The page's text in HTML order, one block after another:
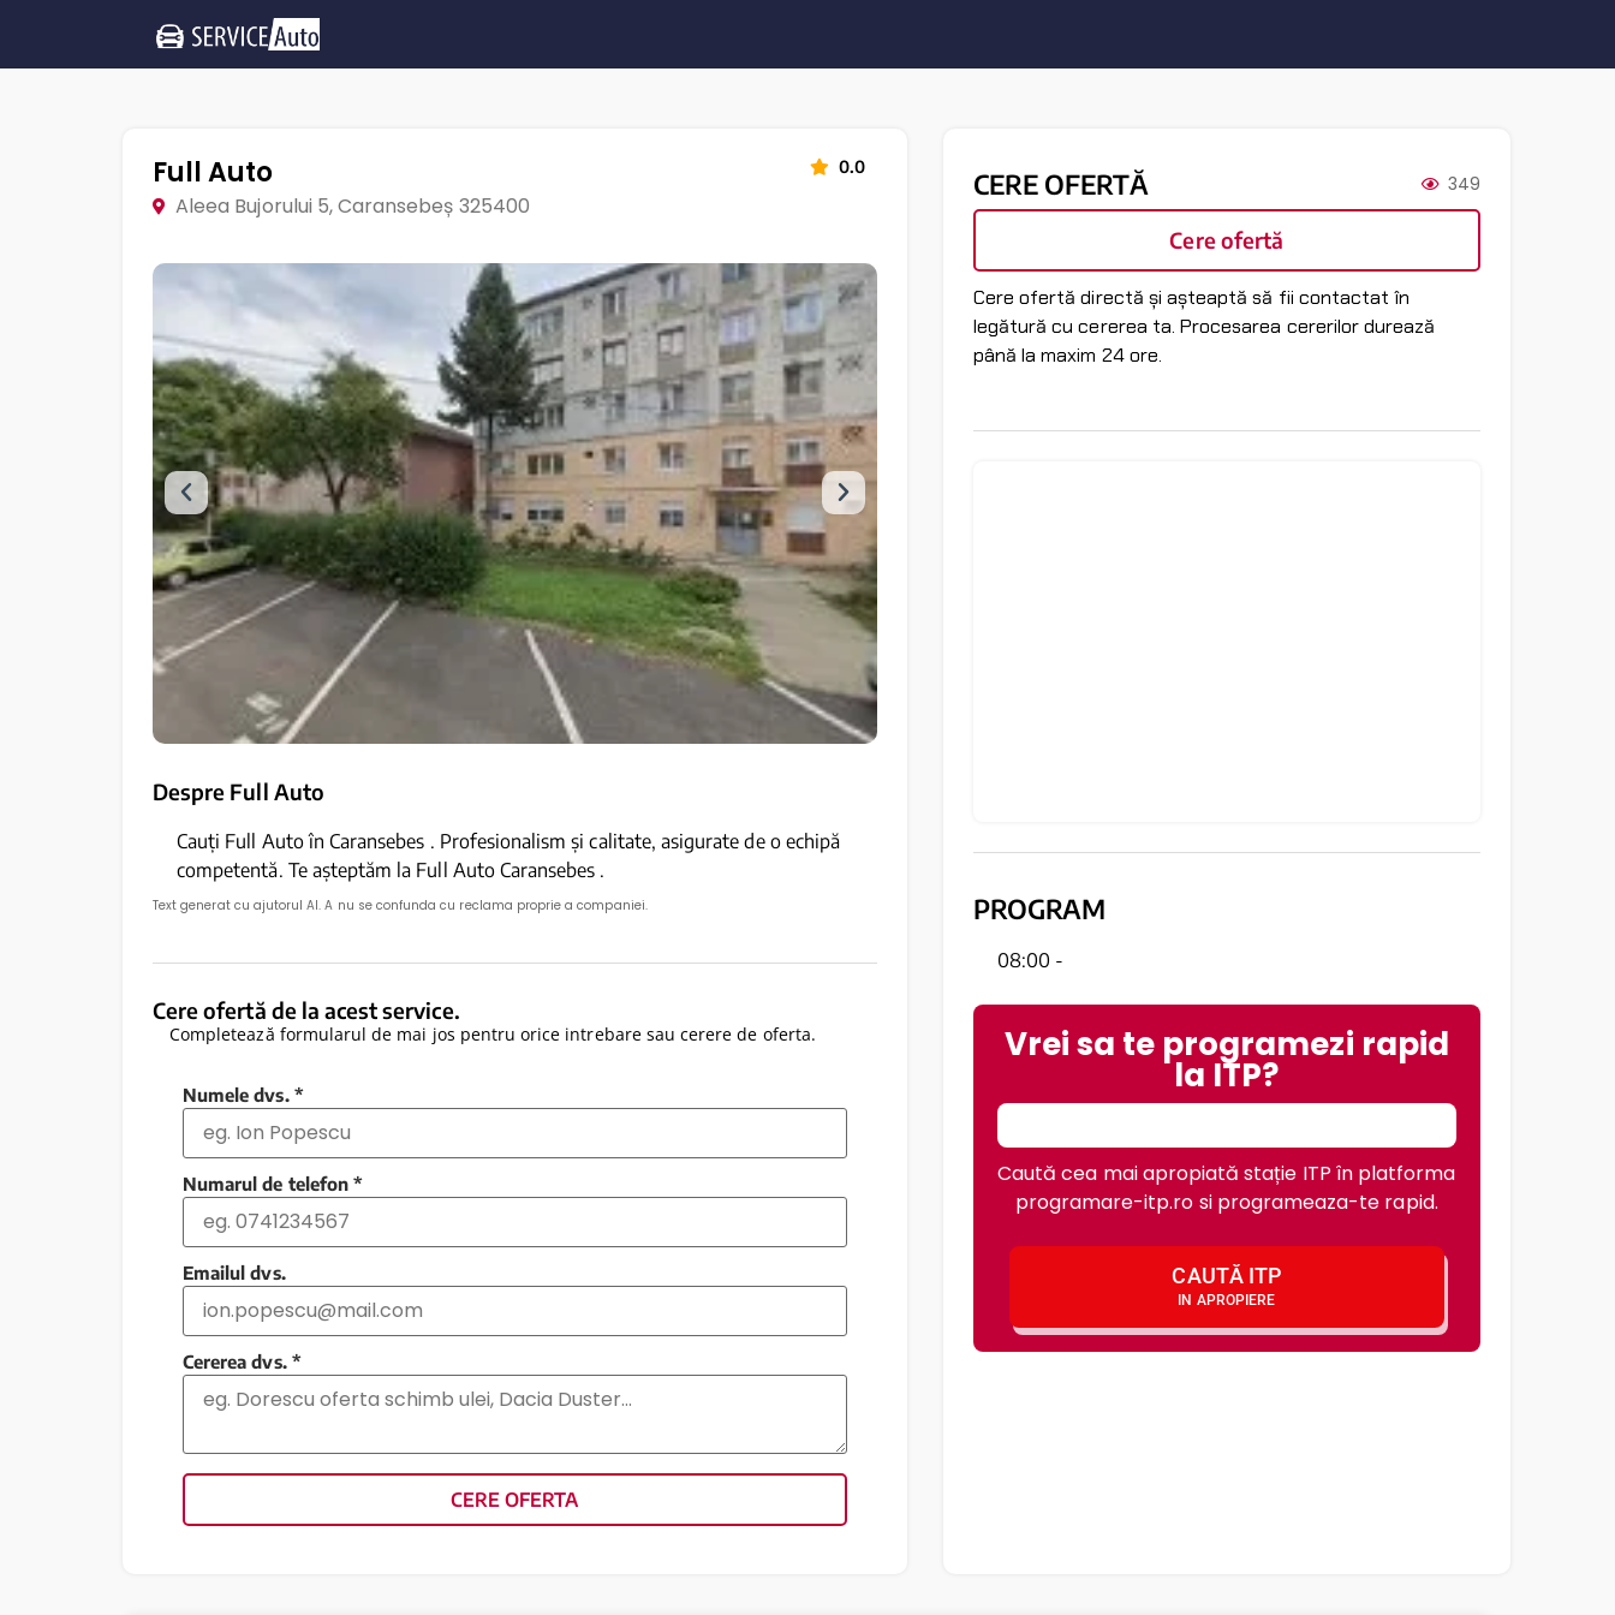
Full Auto 0.0
Aleea Bujorului 5, Caransebeș 325400
Despre Full Auto
Cauți Full Auto în Caransebes . Profesionalism și calitate, asigurate de o echipă
competentă. Te așteptăm la Full Auto Caransebes .
Text generat cu ajutorul AI. A nu se confunda cu reclama proprie a companiei.
Cere ofertă de la acest service.
Completează formularul de mai jos pentru orice intrebare sau cerere de oferta.
Numele dvs. *
Numarul de telefon *
Emailul dvs.
Cererea dvs. *
CERE OFERTA
CERE OFERTĂ 349
Cere ofertă
Cere ofertă directă și așteaptă să fii contactat în
legătură cu cererea ta. Procesarea cererilor durează
până la maxim 24 ore.
PROGRAM
08:00 -
Vrei sa te programezi rapid
la ITP?
Caută cea mai apropiată stație ITP în platforma
programare-itp.ro si programeaza-te rapid.
CAUTĂ ITP
IN APROPIERE